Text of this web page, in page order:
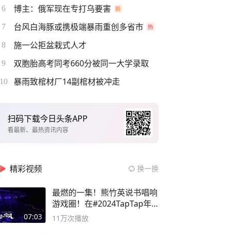
6 博主：俄军现在专打乌要害
7 台风白海豚或携极端暴雨重创多省市
8 施一公拒盆栽式人才
9 双胞胎高考同考660分被同一大学录取
10 暴雨致棺材厂14副棺材被冲走
扫码下载今日头条APP
看最新、最热资讯内容
精彩视频 换一换
07:03
最燃的一集！熊竹英说书唱响
游戏圈！在#2024TapTap年
度游戏大赏
11万次播放